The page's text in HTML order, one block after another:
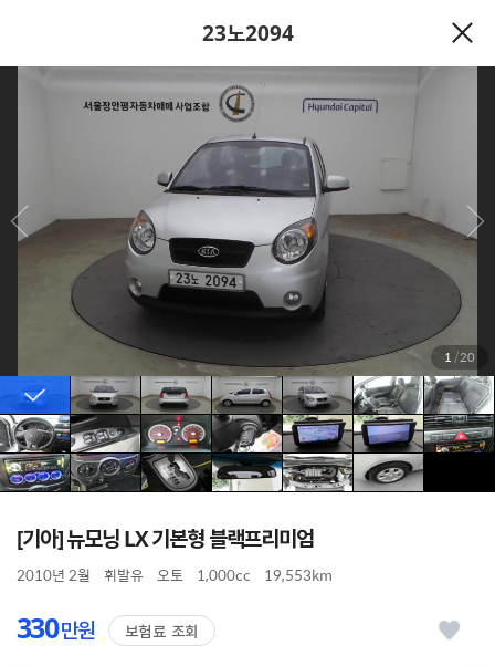
23노2094
1/20
[기아] 뉴모닝 LX 기본형 블랙프리미엄
2010년 2월 휘발유 오토 1,000cc 19,553km
330만원 보험료 조회